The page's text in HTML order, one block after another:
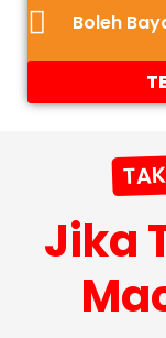
Boleh
Jika